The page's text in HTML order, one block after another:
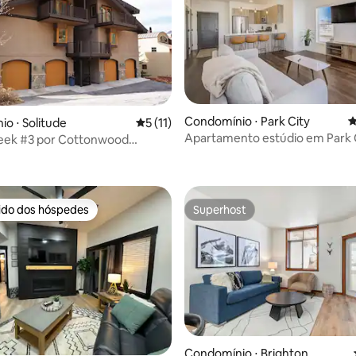
de 5, 89 avaliações
⋅ Solitude 5 de uma avaliação média de 5, 11
5 (11)
#3 por Cottonwood
Condomínio ⋅ Park City
Apartamento estúdio em Park
preferidos dos hóspedes
dos hóspedes Superhost
Superhost